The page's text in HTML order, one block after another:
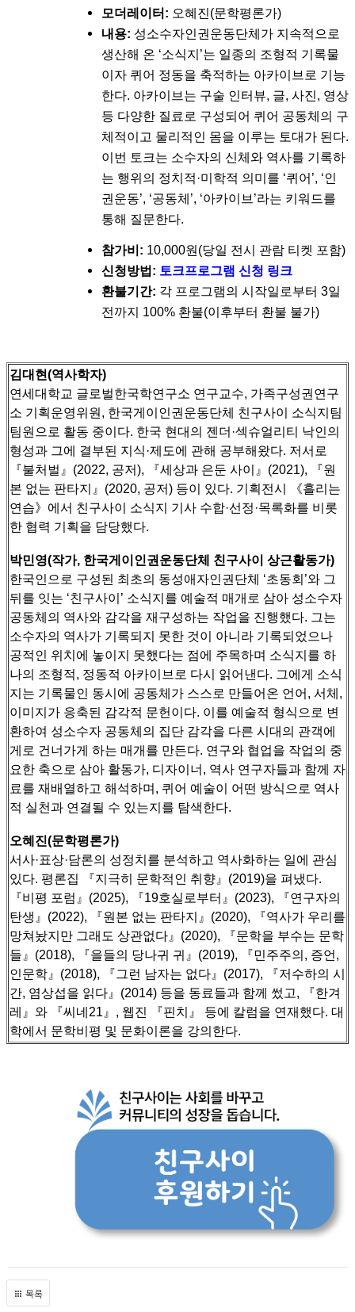
모더레이터: 오혜진(문학평론가)
내용: 성소수자인권운동단체가 지속적으로
생산해 온 ‘소식지’는 일종의 조형적 기록물
이자 퀴어 정동을 축적하는 아카이브로 기능
한다. 아카이브는 구술 인터뷰, 글, 사진, 영상
등 다양한 질료로 구성되어 퀴어 공동체의 구
체적이고 물리적인 몸을 이루는 토대가 된다.
이번 토크는 소수자의 신체와 역사를 기록하
는 행위의 정치적·미학적 의미를 ‘퀴어’, ‘인
권운동’, ‘공동체’, ‘아카이브’라는 키워드를
통해 질문한다.
참가비: 10,000원(당일 전시 관람 티켓 포함)
신청방법: 토크프로그램 신청 링크
환불기간: 각 프로그램의 시작일로부터 3일
전까지 100% 환불(이후부터 환불 불가)
김대현(역사학자)
연세대학교 글로벌한국학연구소 연구교수, 가족구성권연구
소 기획운영위원, 한국게이인권운동단체 친구사이 소식지팀
팀원으로 활동 중이다. 한국 현대의 젠더·섹슈얼리티 낙인의
형성과 그에 결부된 지식·제도에 관해 공부해왔다. 저서로
『불처벌』(2022, 공저), 『세상과 은둔 사이』(2021), 『원
본 없는 판타지』(2020, 공저) 등이 있다. 기획전시 《흘리는
연습》에서 친구사이 소식지 기사 수합·선정·목록화를 비롯
한 협력 기획을 담당했다.
박민영(작가, 한국게이인권운동단체 친구사이 상근활동가)
한국인으로 구성된 최초의 동성애자인권단체 ‘초동회’와 그
뒤를 잇는 ‘친구사이’ 소식지를 예술적 매개로 삼아 성소수자
공동체의 역사와 감각을 재구성하는 작업을 진행했다. 그는
소수자의 역사가 기록되지 못한 것이 아니라 기록되었으나
공적인 위치에 놓이지 못했다는 점에 주목하며 소식지를 하
나의 조형적, 정동적 아카이브로 다시 읽어낸다. 그에게 소식
지는 기록물인 동시에 공동체가 스스로 만들어온 언어, 서체,
이미지가 응축된 감각적 문헌이다. 이를 예술적 형식으로 변
환하여 성소수자 공동체의 집단 감각을 다른 시대의 관객에
게로 건너가게 하는 매개를 만든다. 연구와 협업을 작업의 중
요한 축으로 삼아 활동가, 디자이너, 역사 연구자들과 함께 자
료를 재배열하고 해석하며, 퀴어 예술이 어떤 방식으로 역사
적 실천과 연결될 수 있는지를 탐색한다.
오혜진(문학평론가)
서사·표상·담론의 성정치를 분석하고 역사화하는 일에 관심
있다. 평론집 『지극히 문학적인 취향』(2019)을 펴냈다.
『비평 포럼』(2025), 『19호실로부터』(2023), 『연구자의
탄생』(2022), 『원본 없는 판타지』(2020), 『역사가 우리를
망쳐놨지만 그래도 상관없다』(2020),
『문학을 부수는 문학
들』(2018), 『을들의 당나귀 귀』(2019), 『민주주의, 증언,
인문학』(2018), 『그런 남자는 없다』(2017), 『저수하의 시
간, 염상섭을 읽다』(2014) 등을 동료들과 함께 썼고,
『한겨
레』와 『씨네21』, 웹진 『핀치』 등에 칼럼을 연재했다. 대
학에서 문학비평 및 문화이론을 강의한다.
목록